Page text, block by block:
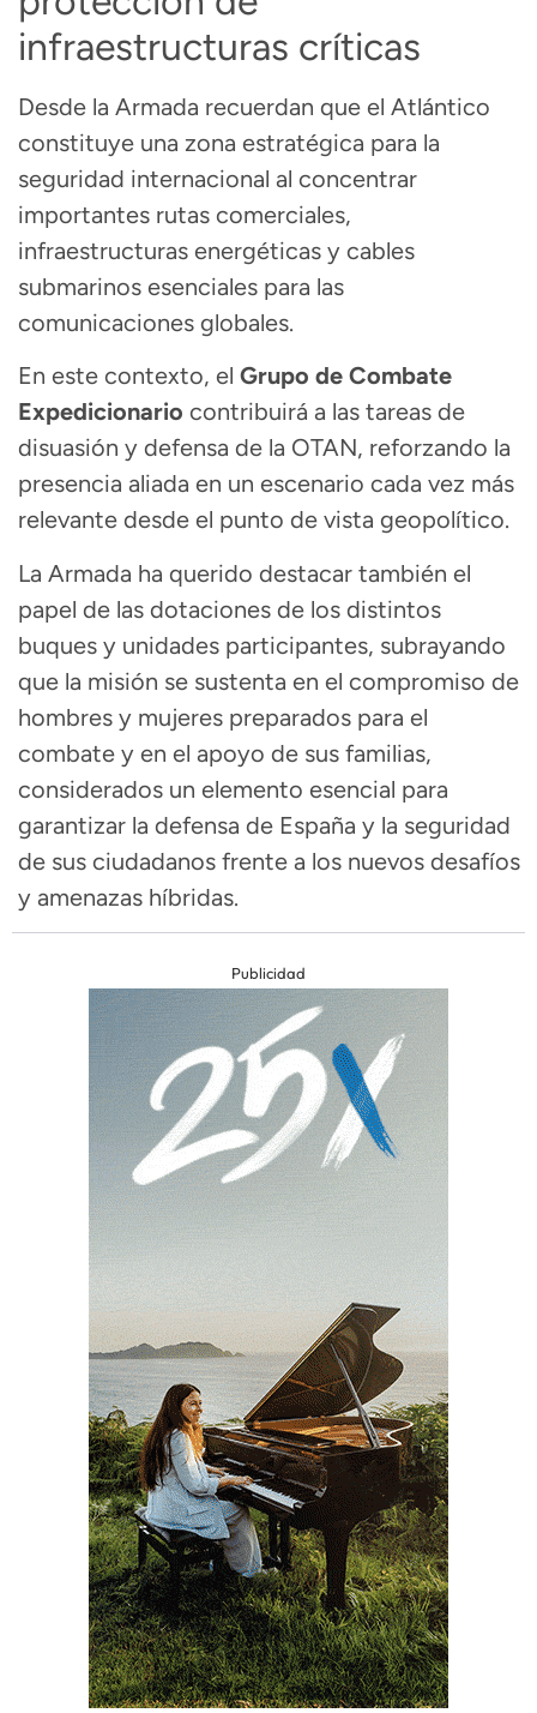
infraestructuras críticas
Desde la Armada recuerdan que el Atlántico
constituye una zona estratégica para la
seguridad internacional al concentrar
importantes rutas comerciales,
infraestructuras energéticas y cables
submarinos esenciales para las
comunicaciones globales.
En este contexto, el Grupo de Combate
Expedicionario contribuirá a las tareas de
disuasión y defensa de la OTAN, reforzando la
presencia aliada en un escenario cada vez más
relevante desde el punto de vista geopolítico.
La Armada ha querido destacar también el
papel de las dotaciones de los distintos
buques y unidades participantes, subrayando
que la misión se sustenta en el compromiso de
hombres y mujeres preparados para el
combate y en el apoyo de sus familias,
considerados un elemento esencial para
garantizar la defensa de España y la seguridad
de sus ciudadanos frente a los nuevos desafíos
y amenazas híbridas.
Publicidad